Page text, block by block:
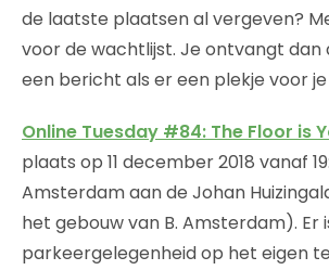
de laatste plaatsen al vergeven?
voor de wachtlijst. Je ontvangt
een bericht als er een plekje voor
Online Tuesday #84: The Floor is
plaats op 11 december 2018 vanaf
Amsterdam aan de Johan
het gebouw van B. Amsterdam). Er
parkeergelegenheid op het eigen